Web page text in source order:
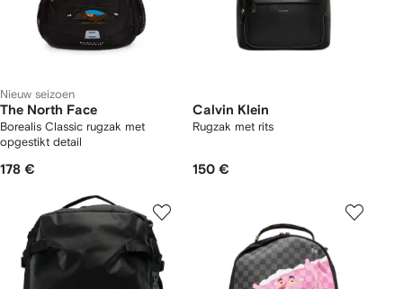
Nieuw seizoen
The North Face
Borealis Classic rugzak met
opgestikt detail
178 €
Calvin Klein
Rugzak met rits
150 €